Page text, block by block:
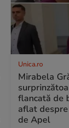
Unica.ro
Mirabela
flancată de
aflat
de Apel